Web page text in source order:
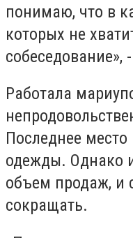
понимаю, что в
которых не
собеседование»,
Работала
Последнее
одежды. Однако
объем продаж, и
сокращать.